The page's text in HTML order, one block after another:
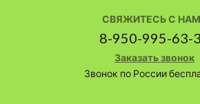
СВЯЖИТЕСЬ С
8-950-995-63-
Заказать звонок
Звонок по России